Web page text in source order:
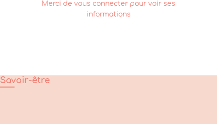
Merci de vous connecter pour voir ses
informations
Savoir-être